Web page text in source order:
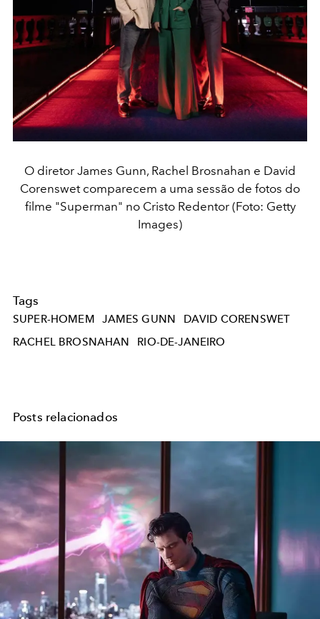
O diretor James Gunn, Rachel Brosnahan e David
Corenswet comparecem a uma sessão de fotos do
filme "Superman" no Cristo Redentor (Foto: Getty
Images)
Tags
SUPER-HOMEM JAMES GUNN
DAVID CORENSWET
RACHEL BROSNAHAN
RIO-DE-JANEIRO
Posts relacionados